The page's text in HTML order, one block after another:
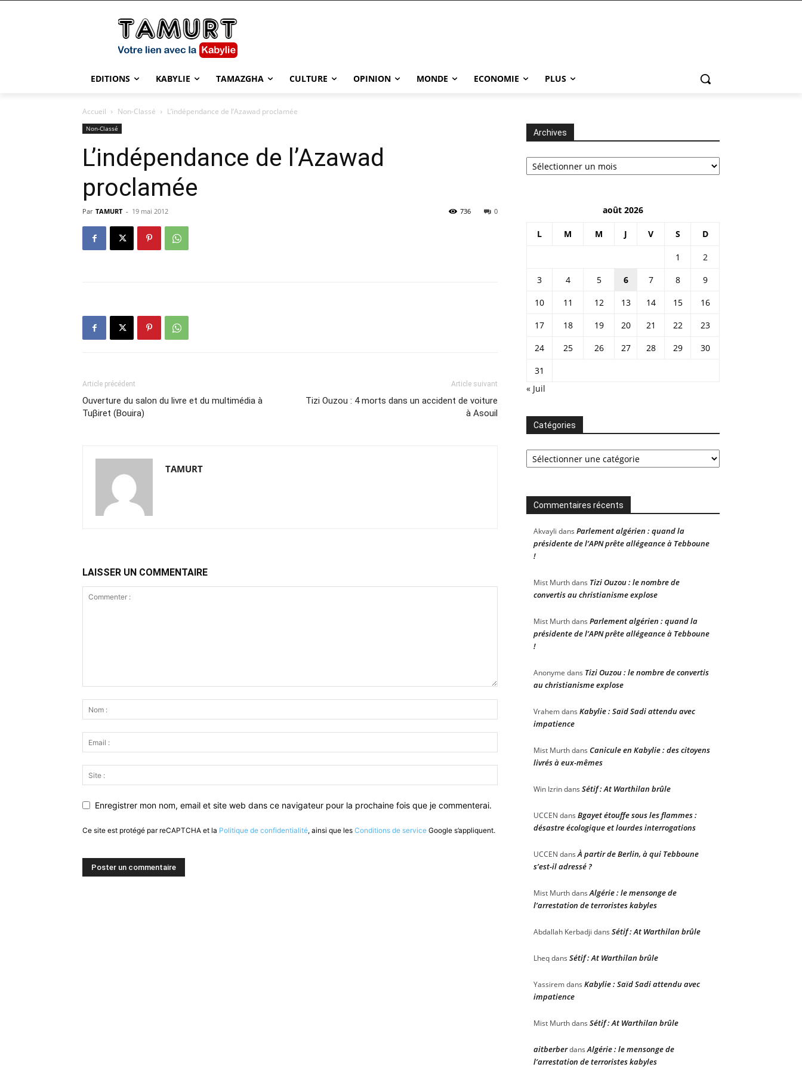
EDITIONS KABYLIE TAMAZGHA CULTURE OPINION MONDE ECONOMIE PLUS
Accueil Non-Classé L’indépendance de l’Azawad proclamée
Non-Classé
L’indépendance de l’Azawad
proclamée
Par TAMURT - 19 mai 2012 0
736
Article précédent
Ouverture du salon du livre et du multimédia à
Tuβiret (Bouira)
Article suivant
Tizi Ouzou : 4 morts dans un accident de voiture
à Asouil
TAMURT
LAISSER UN COMMENTAIRE
Enregistrer mon nom, email et site web dans ce navigateur pour la prochaine fois que je commenterai.
Ce site est protégé par reCAPTCHA et la Politique de confidentialité, ainsi que les Conditions de service Google s’appliquent.
Archives
Archives
août 2026
L M M J V S D
1
2
3
4 5 6 7 8
9
10
11 12 13 14 15
16
17
18 19 20 21 22
23
24
25 26 27 28 29
30
31
« Juil
Catégories
Catégories
Commentaires récents
Akvayli dans Parlement algérien : quand la
présidente de l’APN prête allégeance à Tebboune
!
Mist Murthdans Tizi Ouzou : le nombre de
convertis au christianisme explose
Mist Murthdans Parlement algérien : quand la
présidente de l’APN prête allégeance à Tebboune
!
Anonyme dans Tizi Ouzou : le nombre de convertis
au christianisme explose
Vrahemdans Kabylie : Saïd Sadi attendu avec
impatience
Mist Murthdans Canicule en Kabylie : des citoyens
livrés à eux-mêmes
Win Izrindans Sétif : At Warthilan brûle
UCCEN dans Bgayet étouffe sous les flammes :
désastre écologique et lourdes interrogations
UCCEN dansÀ partir de Berlin, à qui Tebboune
s’est-il adressé ?
Mist MurthdansAlgérie : le mensonge de
l’arrestation de terroristes kabyles
Abdallah Kerbadji dans Sétif : At Warthilan brûle
Lheqdans Sétif : At Warthilan brûle
Yassiremdans Kabylie : Saïd Sadi attendu avec
impatience
Mist Murthdans Sétif : At Warthilan brûle
aitberberdansAlgérie : le mensonge de
l’arrestation de terroristes kabyles